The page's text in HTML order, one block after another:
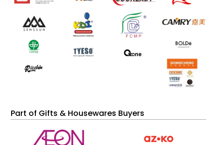
Part of Gifts & Housewares Buyers